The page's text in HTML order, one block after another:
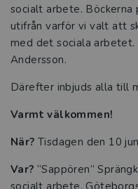
socialt arbete. Böckerna
utifrån varför vi valt att
med det sociala
Andersson.
Därefter inbjuds alla till
Varmt välkommen!
När? Tisdagen den 10
Var? “Sappören”
socialt arbete,